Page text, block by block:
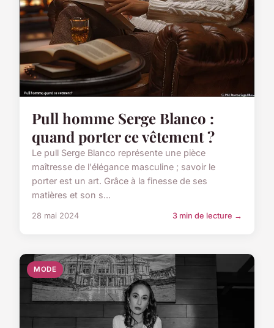
Pull homme Serge Blanco :
quand porter ce vêtement ?
Le pull Serge Blanco représente une pièce
maîtresse de l'élégance masculine ; savoir le
porter est un art. Grâce à la finesse de ses
matières et son s...
28 mai 2024 3 min de lecture →
MODE